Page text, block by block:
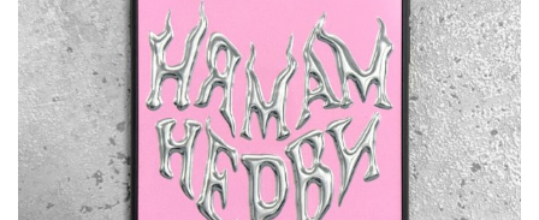
Our Cool Kids ✨
info@callmevexy.com